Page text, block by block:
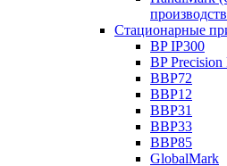
Стационарные
BP IP300
BP Precision
BBP72
BBP12
BBP31
BBP33
BBP85
GlobalMark